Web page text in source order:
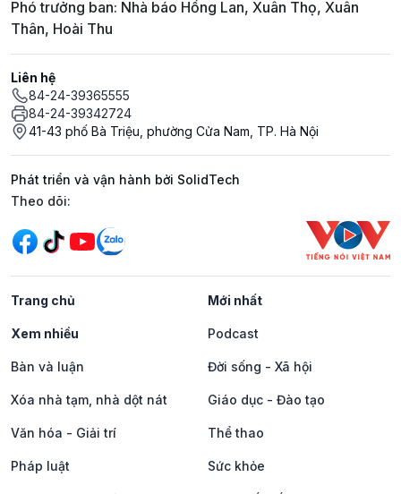
Phó trưởng ban: Nhà báo Hồng Lan, Xuân Thọ, Xuân
Thân, Hoài Thu
Liên hệ
84-24-39365555
84-24-39342724
41-43 phố Bà Triệu, phường Cửa Nam, TP. Hà Nội
Phát triển và vận hành bởi SolidTech
Mạng xã hội
Theo dõi:
Trang chủ Mới nhất
Xem nhiều Podcast
Bàn và luận Đời sống - Xã hội
Xóa nhà tạm, nhà dột nát Giáo dục - Đào tạo
Văn hóa - Giải trí Thể thao
Pháp luật Sức khỏe